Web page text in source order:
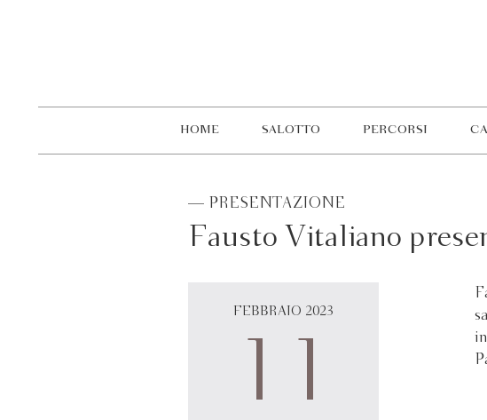
HOME SALOTTO PERCORSI
— PRESENTAZIONE
Fausto Vitaliano
FEBBRAIO 2023
11